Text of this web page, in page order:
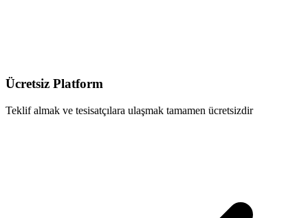
Ücretsiz Platform
Teklif almak ve tesisatçılara ulaşmak tamamen ücretsizdir